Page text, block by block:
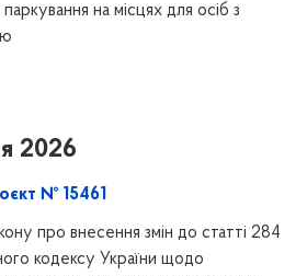
на місцях для осіб з
2026
№ 15461
про внесення змін до статті 284
кодексу України щодо